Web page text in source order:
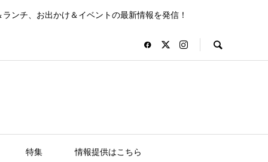
ンチ、お出かけ＆イベントの最新情報を発信！
特集 情報提供はこちら